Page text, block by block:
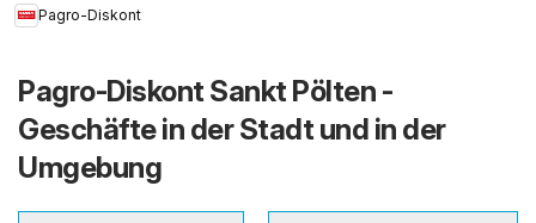
Pagro-Diskont
Pagro-Diskont Sankt Pölten -
Geschäfte in der Stadt und in der
Umgebung